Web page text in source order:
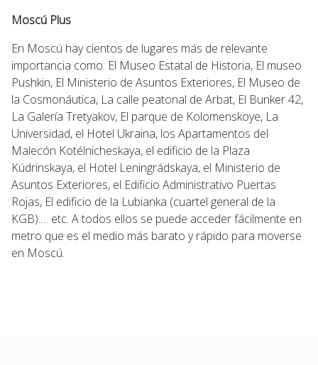
Moscú Plus
En Moscú hay cientos de lugares más de relevante
importancia como: El Museo Estatal de Historia, El museo
Pushkin, El Ministerio de Asuntos Exteriores, El Museo de
la Cosmonáutica, La calle peatonal de Arbat, El Bunker 42,
La Galería Tretyakov, El parque de Kolomenskoye, La
Universidad, el Hotel Ukraina, los Apartamentos del
Malecón Kotélnicheskaya, el edificio de la Plaza
Kúdrinskaya, el Hotel Leningrádskaya, el Ministerio de
Asuntos Exteriores, el Edificio Administrativo Puertas
Rojas, El edificio de la Lubianka (cuartel general de la
KGB).… etc. A todos ellos se puede acceder fácilmente en
metro que es el medio más barato y rápido para moverse
en Moscú.